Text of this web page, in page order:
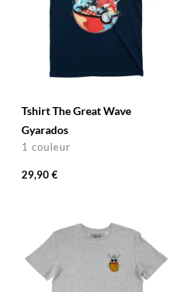
Tshirt The Great Wave
Gyarados
1 couleur
29,90 €